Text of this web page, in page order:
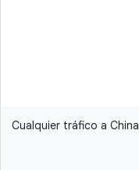
Cualquier tráfico a China